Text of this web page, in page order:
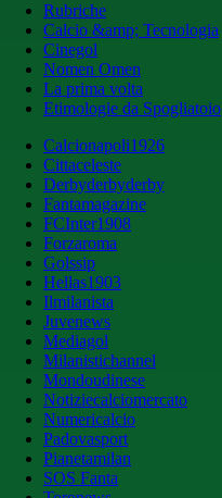
Rubriche
Calcio &amp; Tecnologia
Cinegol
Nomen Omen
La prima volta
Etimologie da Spogliatoio
Calcionapoli1926
Cittaceleste
Derbyderbyderby
Fantamagazine
FCInter1908
Forzaroma
Golssip
Hellas1903
Ilmilanista
Juvenews
Mediagol
Milanistichannel
Mondoudinese
Notiziecalciomercato
Numericalcio
Padovasport
Pianetamilan
SOS Fanta